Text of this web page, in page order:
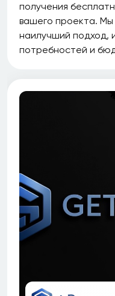
получения
вашего проекта.
наилучший подход,
потребностей и